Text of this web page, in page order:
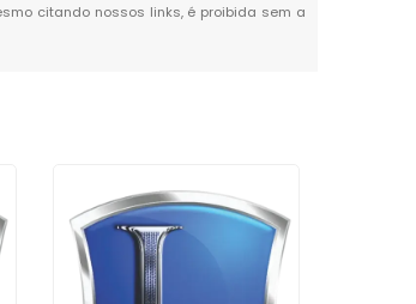
citando nossos links, é proibida sem a